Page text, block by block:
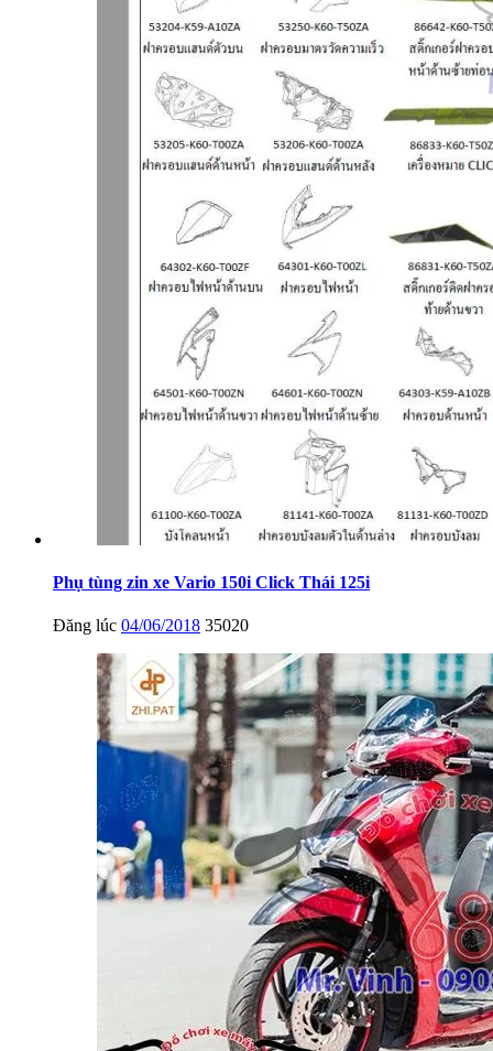
Phụ tùng zin xe Vario 150i Click Thái 125i
Đăng lúc 04/06/2018 35020